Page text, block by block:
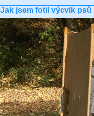
Jak jsem fotil výcvik psů